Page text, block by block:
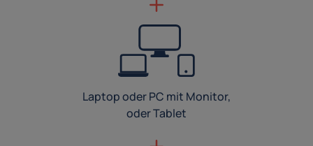
Laptop oder PC mit Monitor,
oder Tablet